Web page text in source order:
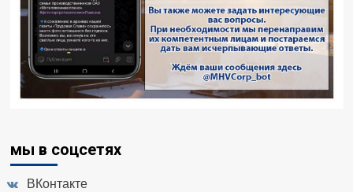
мы в соцсетях
ВКонтакте